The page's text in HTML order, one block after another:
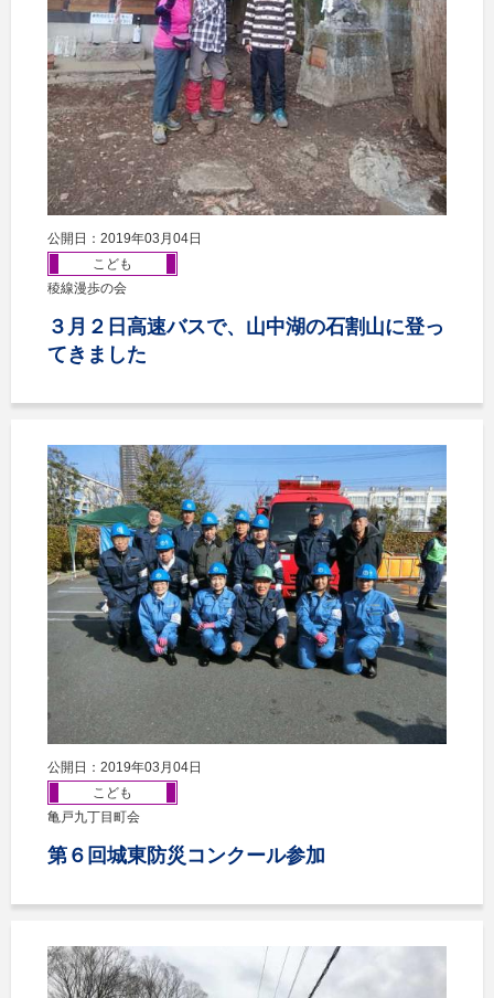
公開日：2019年03月04日
こども
稜線漫歩の会
３月２日高速バスで、山中湖の石割山に登っ
てきました
公開日：2019年03月04日
こども
亀戸九丁目町会
第６回城東防災コンクール参加